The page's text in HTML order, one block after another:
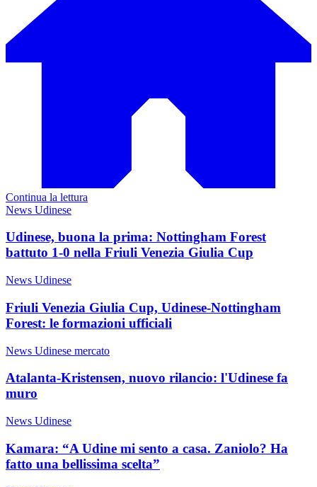
Continua la lettura
News Udinese
Udinese, buona la prima: Nottingham Forest
battuto 1-0 nella Friuli Venezia Giulia Cup
News Udinese
Friuli Venezia Giulia Cup, Udinese-Nottingham
Forest: le formazioni ufficiali
News Udinese mercato
Atalanta-Kristensen, nuovo rilancio: l'Udinese fa
muro
News Udinese
Kamara: “A Udine mi sento a casa. Zaniolo? Ha
fatto una bellissima scelta”